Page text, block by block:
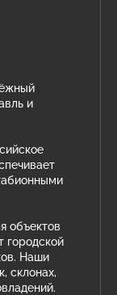
и
объектов
городской
Наши
склонах,